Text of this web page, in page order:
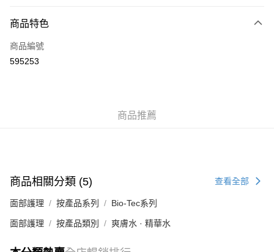
信用卡
AlipayHK
商品特色
商品編號
595253
商品推薦
商品相關分類 (5) 查看全部
面部護理 按產品系列 Bio-Tec系列
面部護理 按產品類別 爽膚水 · 精華水